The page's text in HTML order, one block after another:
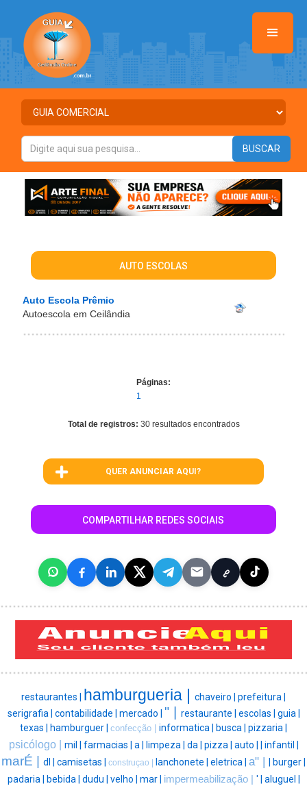
AUTO ESCOLAS
Auto Escola Prêmio
Autoescola em Ceilândia
Páginas:
1
Total de registros: 30 resultados encontrados
QUER ANUNCIAR AQUI?
COMPARTILHAR REDES SOCIAIS
restaurantes | hamburgueria | chaveiro | prefeitura |
serigrafia | contabilidade | mercado | " | restaurante | escolas | guia |
texas | hamburguer | confecção | informatica | busca | pizzaria |
psicólogo | mil | farmacias | a | limpeza | da | pizza | auto | | infantil |
marÉ | dl | camisetas | construçao | lanchonete | eletrica | a" | | burger |
padaria | bebida | dudu | velho | mar | impermeabilização | ' | aluguel |